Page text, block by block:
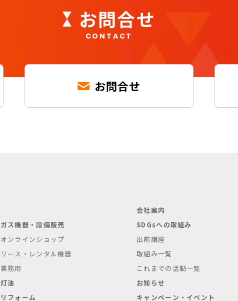
お問合せ
CONTACT
お問合せ
ガス機器・設備販売
オンラインショップ
リース・レンタル機器
業務用
灯油
リフォーム
会社案内
SDGsへの取組み
出前講座
取組み一覧
これまでの活動一覧
お知らせ
キャンペーン・イベント